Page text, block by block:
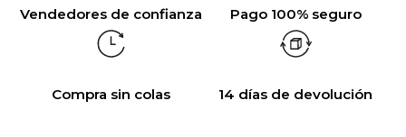
Vendedores de confianza Pago 100% seguro
Compra sin colas 14 días de devolución